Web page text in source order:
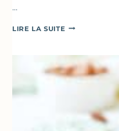
…
LIRE LA SUITE CAKE
COURGETTE,
HUILE
D’OLIVE